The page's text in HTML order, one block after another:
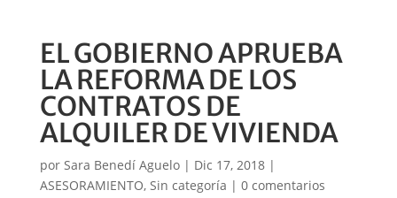
EL GOBIERNO APRUEBA
LA REFORMA DE LOS
CONTRATOS DE
ALQUILER DE VIVIENDA
por Sara Benedí Aguelo| Dic 17, 2018|
ASESORAMIENTO, Sin categoría | 0 comentarios